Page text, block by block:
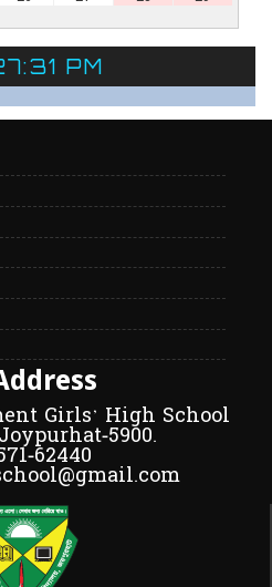
PM
Girls' High School
5900.
62440